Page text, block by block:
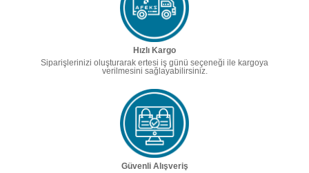
Hızlı Kargo
Siparişlerinizi oluşturarak ertesi iş günü seçeneği ile kargoya
verilmesini sağlayabilirsiniz.
Güvenli Alışveriş